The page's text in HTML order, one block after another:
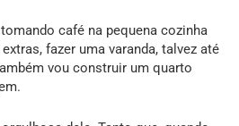
café na pequena cozinha
fazer uma varanda, talvez até
vou construir um quarto